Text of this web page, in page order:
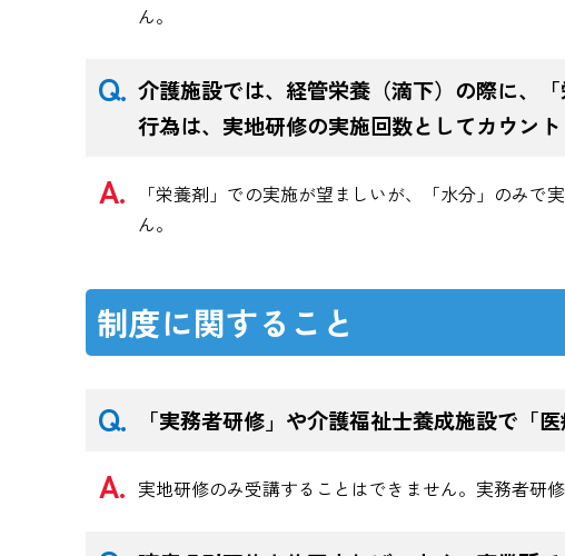
ん。
介護施設では、経管栄養（滴下）の際に、
行為は、実地研修の実施回数としてカウン
「栄養剤」での実施が望ましいが、「水分」のみ
ん。
制度に関すること
「実務者研修」や介護福祉士養成施設で「
実地研修のみ受講することはできません。実務者研